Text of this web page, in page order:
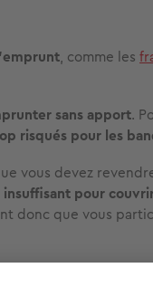
, comme les
sans apport.
risqués pour les
vous devez
insuffisant pour
donc que vous
un bien ?